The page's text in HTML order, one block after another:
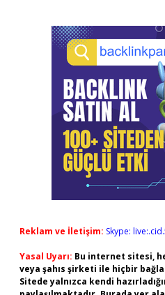
Reklam ve İletişim: Skype:
Yasal Uyarı: Bu internet sitesi,
veya şahıs şirketi ile hiçbir
Sitede yalnızca kendi